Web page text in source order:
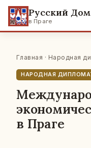
Русский Дом
в Праге
Главная · Народная
НАРОДНАЯ
в Праге